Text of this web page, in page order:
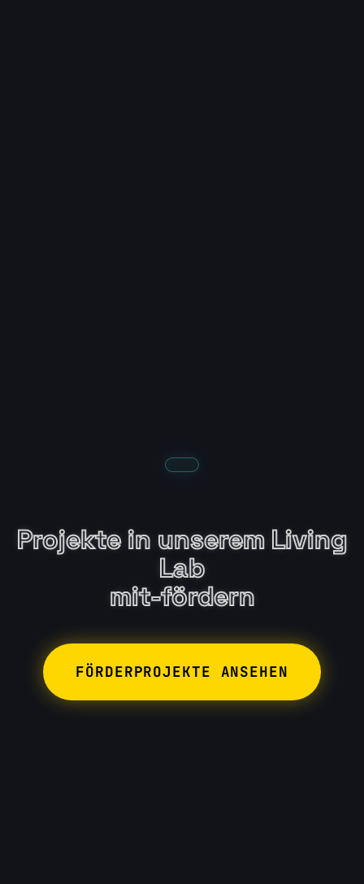
Projekte in unserem Living
Lab
mit-fördern
FÖRDERPROJEKTE ANSEHEN